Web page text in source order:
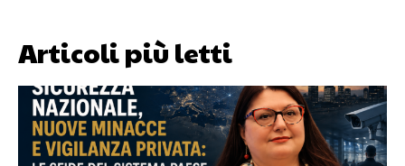
Articoli più letti